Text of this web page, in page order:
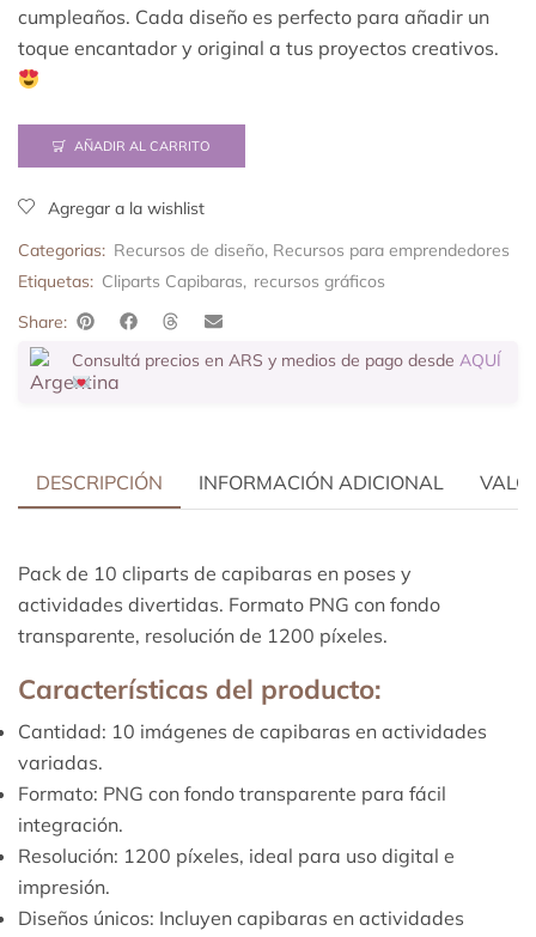
cumpleaños. Cada diseño es perfecto para añadir un
toque encantador y original a tus proyectos creativos.
AÑADIR AL CARRITO
Agregar a la wishlist
Categorias: Recursos de diseño, Recursos para emprendedores
Etiquetas: Cliparts Capibaras, recursos gráficos
Share:
Consultá precios en ARS y medios de pago desde AQUÍ
DESCRIPCIÓN INFORMACIÓN ADICIONAL
Pack de 10 cliparts de capibaras en poses y
actividades divertidas. Formato PNG con fondo
transparente, resolución de 1200 píxeles.
Características del producto:
Cantidad: 10 imágenes de capibaras en actividades
variadas.
Formato: PNG con fondo transparente para fácil
integración.
Resolución: 1200 píxeles, ideal para uso digital e
impresión.
Diseños únicos: Incluyen capibaras en actividades